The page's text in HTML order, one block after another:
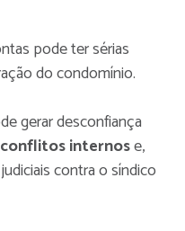
pode ter sérias
do condomínio.
gerar desconfiança
conflitos internose,
contra o síndico